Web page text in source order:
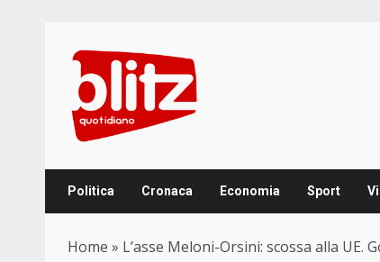
content
Politica Cronaca Economia Sport
Home » L’asse Meloni-Orsini: scossa alla